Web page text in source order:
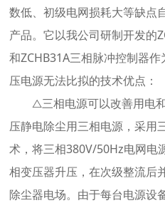
数低、初级电网损耗大等缺点
产品。它以我公司研制开发的
和ZCHB31A三相脉冲控制器
压电源无法比拟的技术优点：
△三相电源可以改善用电
压静电除尘用三相电源，采用
术，将三相380V/50Hz电网电
相变压器升压，在次级整流后
除尘器电场。由于每台电源设